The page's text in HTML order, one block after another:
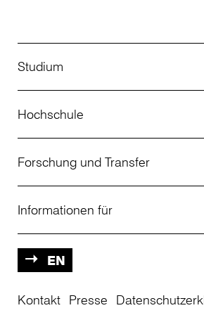
Studium
Studienangebot
Bewerbung
Studienberatung
Weiterbildung
Studienkolleg
Hochschule
Über uns
Aktuelles
Veranstaltungen
Einrichtungen
Forschung und Transfer
Projekte
Informationen für
Studieninteressierte
Studierende
EN
Kontakt Presse